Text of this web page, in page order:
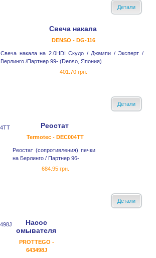
Детали
Свеча накала
DENSO - DG-116
Свеча накала на 2.0HDI Скудо / Джампи / Эксперт /
Верлинго /Партнер 99- (Denso, Япония)
401.70 грн.
Детали
Реостат
Termotec - DEC004TT
Реостат (сопротивления) печки
на Берлинго / Партнер 96-
684.95 грн.
Детали
Насос
омывателя
PROTTEGO -
643498J